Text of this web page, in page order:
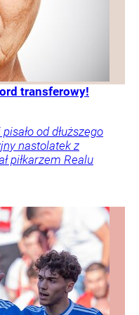
transferowy!
od dłuższego
nastolatek z
piłkarzem Realu